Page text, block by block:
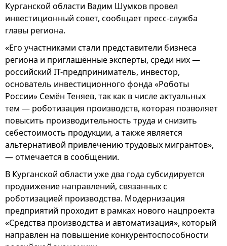
Курганской области Вадим Шумков провел
инвестиционный совет, сообщает пресс-служба
главы региона.
«Его участниками стали представители бизнеса
региона и приглашённые эксперты, среди них —
российский IT-предприниматель, инвестор,
основатель инвестиционного фонда «Роботы
России» Семён Теняев, так как в числе актуальных
тем — роботизация производств, которая позволяет
повысить производительность труда и снизить
себестоимость продукции, а также является
альтернативой привлечению трудовых мигрантов»,
— отмечается в сообщении.
В Курганской области уже два года субсидируется
продвижение направлений, связанных с
роботизацией производства. Модернизация
предприятий проходит в рамках нового нацпроекта
«Средства производства и автоматизация», который
направлен на повышение конкурентоспособности